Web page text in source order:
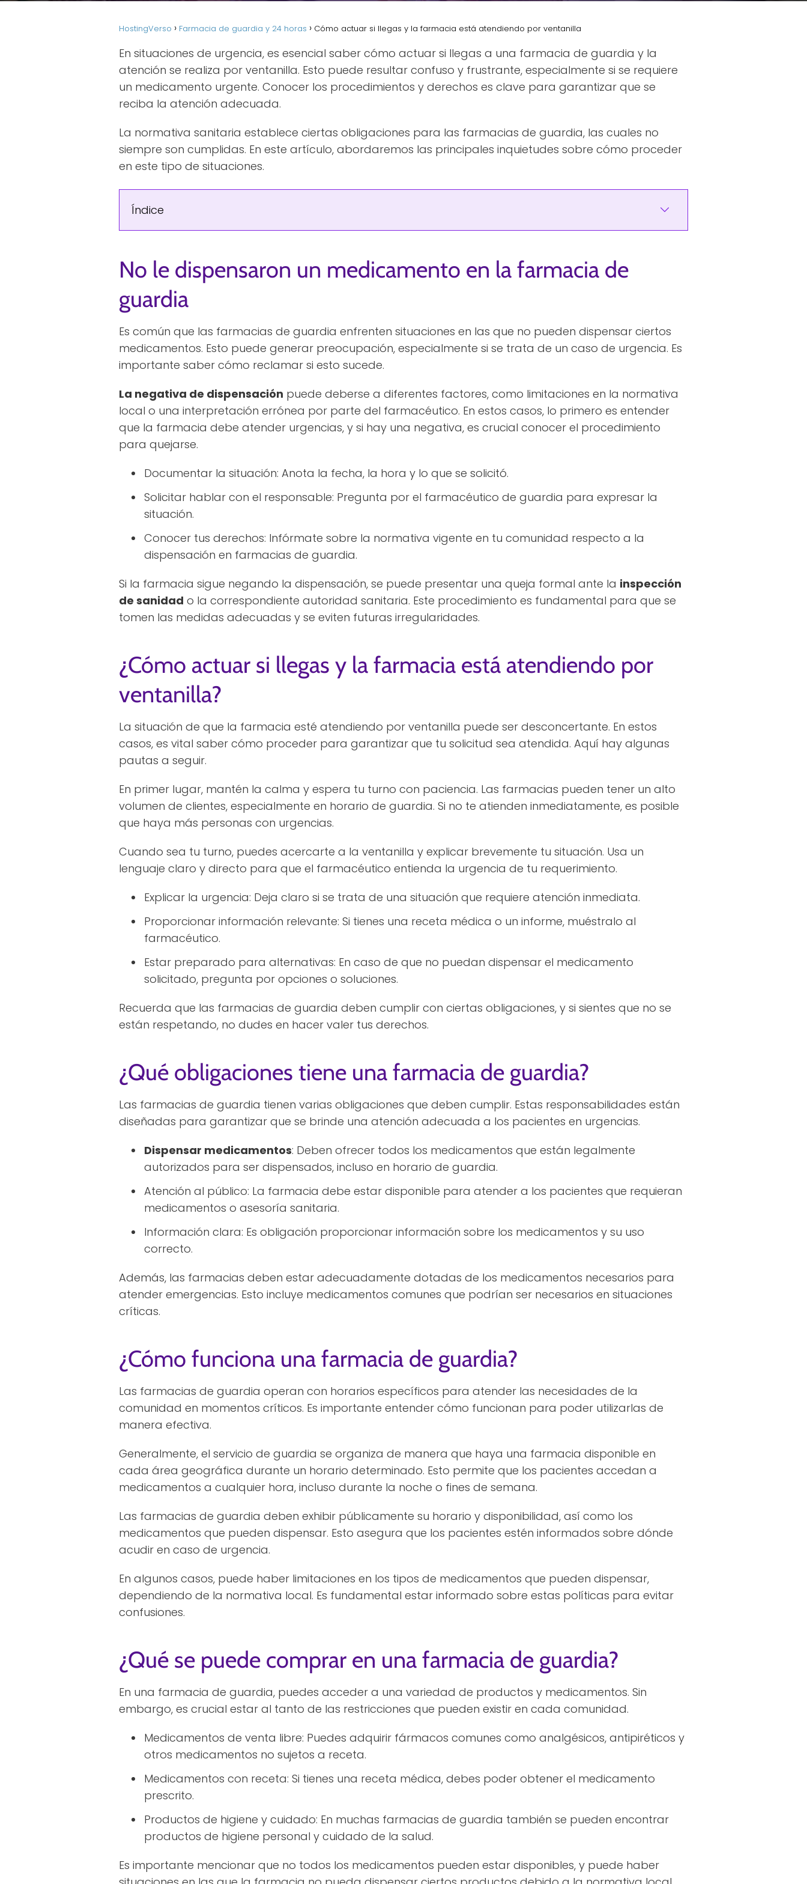
HostingVerso Farmacia de guardia y 24 horas Cómo actuar si llegas y la farmacia está atendiendo por ventanilla
En situaciones de urgencia, es esencial saber cómo actuar si llegas a una farmacia de guardia y la
atención se realiza por ventanilla. Esto puede resultar confuso y frustrante, especialmente si se requiere
un medicamento urgente. Conocer los procedimientos y derechos es clave para garantizar que se
reciba la atención adecuada.
La normativa sanitaria establece ciertas obligaciones para las farmacias de guardia, las cuales no
siempre son cumplidas. En este artículo, abordaremos las principales inquietudes sobre cómo proceder
en este tipo de situaciones.
Índice
No le dispensaron un medicamento en la farmacia de
guardia
Es común que las farmacias de guardia enfrenten situaciones en las que no pueden dispensar ciertos
medicamentos. Esto puede generar preocupación, especialmente si se trata de un caso de urgencia. Es
importante saber cómo reclamar si esto sucede.
La negativa de dispensación puede deberse a diferentes factores, como limitaciones en la normativa
local o una interpretación errónea por parte del farmacéutico. En estos casos, lo primero es entender
que la farmacia debe atender urgencias, y si hay una negativa, es crucial conocer el procedimiento
para quejarse.
Documentar la situación: Anota la fecha, la hora y lo que se solicitó.
Solicitar hablar con el responsable: Pregunta por el farmacéutico de guardia para expresar la
situación.
Conocer tus derechos: Infórmate sobre la normativa vigente en tu comunidad respecto a la
dispensación en farmacias de guardia.
Si la farmacia sigue negando la dispensación, se puede presentar una queja formal ante la inspección
de sanidad o la correspondiente autoridad sanitaria. Este procedimiento es fundamental para que se
tomen las medidas adecuadas y se eviten futuras irregularidades.
¿Cómo actuar si llegas y la farmacia está atendiendo por
ventanilla?
La situación de que la farmacia esté atendiendo por ventanilla puede ser desconcertante. En estos
casos, es vital saber cómo proceder para garantizar que tu solicitud sea atendida. Aquí hay algunas
pautas a seguir.
En primer lugar, mantén la calma y espera tu turno con paciencia. Las farmacias pueden tener un alto
volumen de clientes, especialmente en horario de guardia. Si no te atienden inmediatamente, es posible
que haya más personas con urgencias.
Cuando sea tu turno, puedes acercarte a la ventanilla y explicar brevemente tu situación. Usa un
lenguaje claro y directo para que el farmacéutico entienda la urgencia de tu requerimiento.
Explicar la urgencia: Deja claro si se trata de una situación que requiere atención inmediata.
Proporcionar información relevante: Si tienes una receta médica o un informe, muéstralo al
farmacéutico.
Estar preparado para alternativas: En caso de que no puedan dispensar el medicamento
solicitado, pregunta por opciones o soluciones.
Recuerda que las farmacias de guardia deben cumplir con ciertas obligaciones, y si sientes que no se
están respetando, no dudes en hacer valer tus derechos.
¿Qué obligaciones tiene una farmacia de guardia?
Las farmacias de guardia tienen varias obligaciones que deben cumplir. Estas responsabilidades están
diseñadas para garantizar que se brinde una atención adecuada a los pacientes en urgencias.
Dispensar medicamentos: Deben ofrecer todos los medicamentos que están legalmente
autorizados para ser dispensados, incluso en horario de guardia.
Atención al público: La farmacia debe estar disponible para atender a los pacientes que requieran
medicamentos o asesoría sanitaria.
Información clara: Es obligación proporcionar información sobre los medicamentos y su uso
correcto.
Además, las farmacias deben estar adecuadamente dotadas de los medicamentos necesarios para
atender emergencias. Esto incluye medicamentos comunes que podrían ser necesarios en situaciones
críticas.
¿Cómo funciona una farmacia de guardia?
Las farmacias de guardia operan con horarios específicos para atender las necesidades de la
comunidad en momentos críticos. Es importante entender cómo funcionan para poder utilizarlas de
manera efectiva.
Generalmente, el servicio de guardia se organiza de manera que haya una farmacia disponible en
cada área geográfica durante un horario determinado. Esto permite que los pacientes accedan a
medicamentos a cualquier hora, incluso durante la noche o fines de semana.
Las farmacias de guardia deben exhibir públicamente su horario y disponibilidad, así como los
medicamentos que pueden dispensar. Esto asegura que los pacientes estén informados sobre dónde
acudir en caso de urgencia.
En algunos casos, puede haber limitaciones en los tipos de medicamentos que pueden dispensar,
dependiendo de la normativa local. Es fundamental estar informado sobre estas políticas para evitar
confusiones.
¿Qué se puede comprar en una farmacia de guardia?
En una farmacia de guardia, puedes acceder a una variedad de productos y medicamentos. Sin
embargo, es crucial estar al tanto de las restricciones que pueden existir en cada comunidad.
Medicamentos de venta libre: Puedes adquirir fármacos comunes como analgésicos, antipiréticos y
otros medicamentos no sujetos a receta.
Medicamentos con receta: Si tienes una receta médica, debes poder obtener el medicamento
prescrito.
Productos de higiene y cuidado: En muchas farmacias de guardia también se pueden encontrar
productos de higiene personal y cuidado de la salud.
Es importante mencionar que no todos los medicamentos pueden estar disponibles, y puede haber